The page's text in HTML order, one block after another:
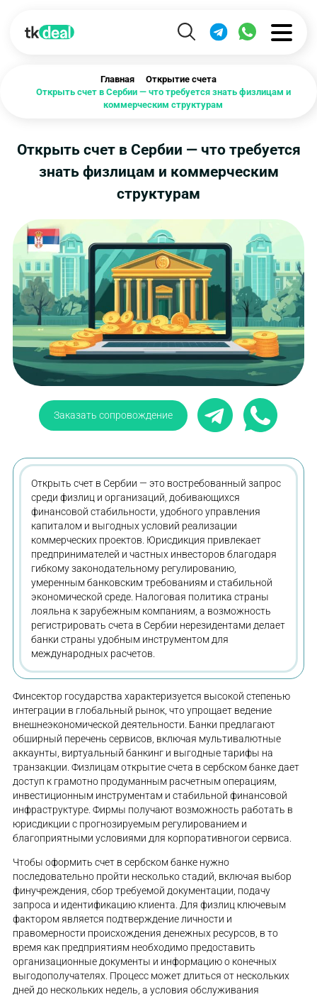
Главная
Открытие счета
Открыть счет в Сербии — что требуется знать физлицам и
коммерческим структурам
Открыть счет в Сербии — что требуется
знать физлицам и коммерческим
структурам
Заказать сопровождение
Открыть счет в Сербии — это востребованный запрос
среди физлиц и организаций, добивающихся
финансовой стабильности, удобного управления
капиталом и выгодных условий реализации
коммерческих проектов. Юрисдикция привлекает
предпринимателей и частных инвесторов благодаря
гибкому законодательному регулированию,
умеренным банковским требованиям и стабильной
экономической среде. Налоговая политика страны
лояльна к зарубежным компаниям, а возможность
регистрировать счета в Сербии нерезидентами делает
банки страны удобным инструментом для
международных расчетов.
Финсектор государства характеризуется высокой степенью
интеграции в глобальный рынок, что упрощает ведение
внешнеэкономической деятельности. Банки предлагают
обширный перечень сервисов, включая мультивалютные
аккаунты, виртуальный банкинг и выгодные тарифы на
транзакции. Физлицам открытие счета в сербском банке дает
доступ к грамотно продуманным расчетным операциям,
инвестиционным инструментам и стабильной финансовой
инфраструктуре. Фирмы получают возможность работать в
юрисдикции с прогнозируемым регулированием и
благоприятными условиями для корпоративногои сервиса.
Чтобы оформить счет в сербском банке нужно
последовательно пройти несколько стадий, включая выбор
финучреждения, сбор требуемой документации, подачу
запроса и идентификацию клиента. Для физлиц ключевым
фактором является подтверждение личности и
правомерности происхождения денежных ресурсов, в то
время как предприятиям необходимо предоставить
организационные документы и информацию о конечных
выгодополучателях. Процесс может длиться от нескольких
дней до нескольких недель, а условия обслуживания